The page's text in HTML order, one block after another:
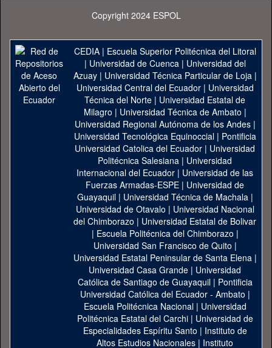
Copyright 2024 ESPOL
CEDIA| Escuela Superior Politécnica del Litoral
| Universidad de Cuenca| Universidad del
Azuay| Universidad Técnica Particular de Loja|
Universidad Central del Ecuador| Universidad
Técnica del Norte | Universidad Estatal de
Milagro | Universidad Técnica de Ambato |
Universidad Regional Autónoma de los Andes|
Universidad Tecnológica Equinoccial| Pontificia
Universidad Catolica del Ecuador | Universidad
Politécnica Salesiana | Universidad
Internacional del Ecuador | Universidad de las
Fuerzas Armadas-ESPE | Universidad de
Guayaquil| Universidad Técnica de Machala|
Universidad de Otavalo | Universidad Nacional
del Chimborazo | Universidad Estatal de Bolivar
| Escuela Politécnica del Chimborazo |
Universidad San Francisco de Quito |
Universidad Estatal Peninsular de Santa Elena|
Universidad Casa Grande | Universidad
Católica de Santiago de Guayaquil| Pontificia
Universidad Católica del Ecuador - Ambato |
Escuela Politécnica Nacional| Universidad
Politécnica Estatal del Carchi| Universidad de
Especialidades Espíritu Santo | Instituto de
Altos Estudios Nacionales | Instituto